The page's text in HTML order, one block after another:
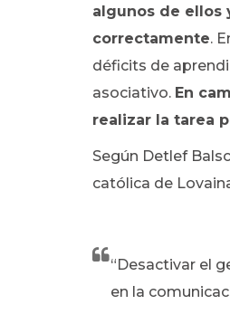
algunos de ellos
correctamente.
déficits de
asociativo. En
realizar la tarea
Según Detlef
católica de
“Desactivar el
en la